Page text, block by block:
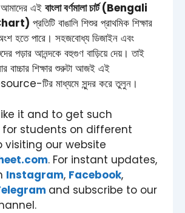
আমাদের এই বাংলা বর্ণমালা চার্ট (Bengali
প্রতিটি বাঙালি শিশুর প্রাথমিক শিক্ষার
হতে পারে। সহজবোধ্য ডিজাইন এবং
পড়ার আনন্দকে বহুগুণ বাড়িয়ে দেয়। তাই
বাচ্চার শিক্ষার শুরুটা আজই এই
টির মাধ্যমে সুন্দর করে তুলুন।
it and to get such
for students on different
visiting our website
. For instant updates,
Instagram, Facebook,
and subscribe to our